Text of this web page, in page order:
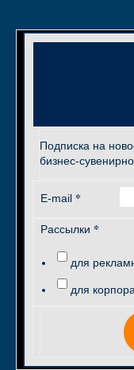
Подписка на
бизнес-
E-mail *
Рассылки *
для
для